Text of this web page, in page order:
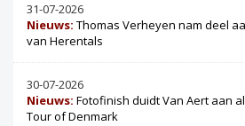
31-07-2026
Nieuws: Thomas Verheyen nam deel
van Herentals
30-07-2026
Nieuws: Fotofinish duidt Van Aert aan
Tour of Denmark